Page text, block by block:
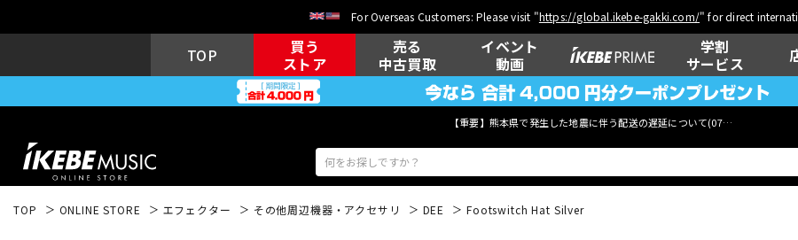
For Overseas Customers: Please visit "https://global.ikebe-gakki.com/" for direct
TOP
買う
ストア
売る
中古買取
イベント
動画
学割
サービス
【重要】熊本県で発生した地震に伴う配送の遅延について(07月29日
TOP ONLINE STORE エフェクター その他周辺機器・アクセサリ DEE Footswitch Hat Silver